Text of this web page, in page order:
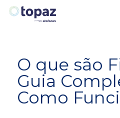
O que são
Guia
Como